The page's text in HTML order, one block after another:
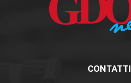
CONTATTI